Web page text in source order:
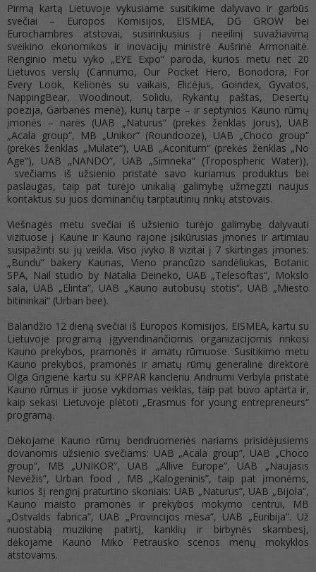
Pirmą kartą Lietuvoje vykusiame susitikime dalyvavo ir garbūs
svečiai – Europos Komisijos, EISMEA, DG GROW bei
Eurochambres atstovai, susirinkusius į neeilinį suvažiavimą
sveikino ekonomikos ir inovacijų ministrė Aušrinė Armonaitė.
Renginio metu vyko „EYE Expo“ paroda, kurios metu net 20
Lietuvos verslų (Cannumo, Our Pocket Hero, Bonodora, For
Every Look, Kelionės su vaikais, Elicėjus, Goindex, Gyvatos,
NappingBear, Woodinout, Solidu, Rykantų paštas, Desertų
poezija, Garbanės menė), kurių tarpe – ir septynios Kauno rūmų
įmonės – narės (UAB „Naturus“ (prekės ženklas Jorus), UAB
„Acala group“, MB „Unikor“ (Roundooze), UAB „Choco group“
(prekės ženklas „Mulate“), UAB „Aconitum“ (prekės ženklas „No
Age“), UAB „NANDO“, UAB „Simneka“ (Tropospheric Water)),
svečiams iš užsienio pristatė savo kuriamus produktus bei
paslaugas, taip pat turėjo unikalią galimybę užmegzti naujus
kontaktus su juos dominančių tarptautinių rinkų atstovais.
Viešnagės metu svečiai iš užsienio turėjo galimybę dalyvauti
vizituose į Kaune ir Kauno rajone įsikūrusias įmones ir artimiau
susipažinti su jų veikla. Viso įvyko 8 vizitai į 7 skirtingas įmones:
„Bundu“ bakery Kaunas, Vieno prancūzo sandėliukas, Botanic
SPA, Nail studio by Natalia Deineko, UAB „Telesoftas“, Mokslo
sala, UAB „Elinta“, UAB „Kauno autobusų stotis“, UAB „Miesto
bitininkai“ (Urban bee).
Balandžio 12 dieną svečiai iš Europos Komisijos, EISMEA, kartu su
Lietuvoje programą įgyvendinančiomis organizacijomis rinkosi
Kauno prekybos, pramonės ir amatų rūmuose. Susitikimo metu
Kauno prekybos, pramonės ir amatų rūmų generalinė direktorė
Olga Grigienė kartu su KPPAR kancleriu Andriumi Verbyla pristatė
Kauno rūmus ir juose vykdomas veiklas, taip pat buvo aptarta ir,
kaip sekasi Lietuvoje plėtoti „Erasmus for young entrepreneurs“
programą.
Dėkojame Kauno rūmų bendruomenės nariams prisidėjusiems
dovanomis užsienio svečiams: UAB „Acala group”, UAB „Choco
group”, MB „UNIKOR”, UAB „Allive Europe”, UAB „Naujasis
Nevėžis”, Urban food , MB „Kalogeninis”, taip pat įmonėms,
kurios šį renginį praturtino skoniais: UAB „Naturus”, UAB „Bijola”,
Kauno maisto pramonės ir prekybos mokymo centrui, MB
„Ostvalds fabrica”, UAB „Provincijos mėsa”, UAB „Euribija”. Už
nuostabią muzikinę patirtį, kanklių ir birbynės skambesį,
dėkojame Kauno Miko Petrausko scenos menų mokyklos
atstovams.